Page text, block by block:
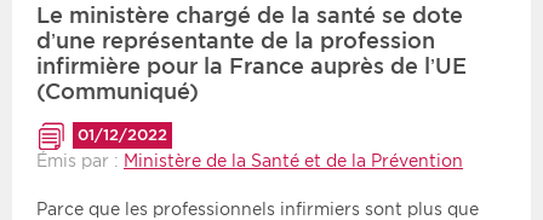
Le ministère chargé de la santé se dote
d’une représentante de la profession
infirmière pour la France auprès de l’UE
(Communiqué)
01/12/2022
Émis par : Ministère de la Santé et de la Prévention
Parce que les professionnels infirmiers sont plus que